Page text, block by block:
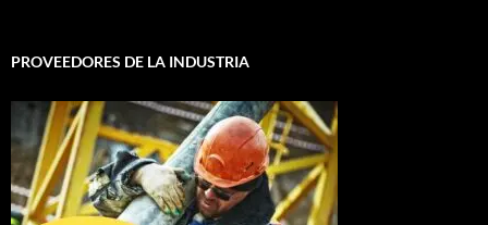
PROVEEDORES DE LA INDUSTRIA